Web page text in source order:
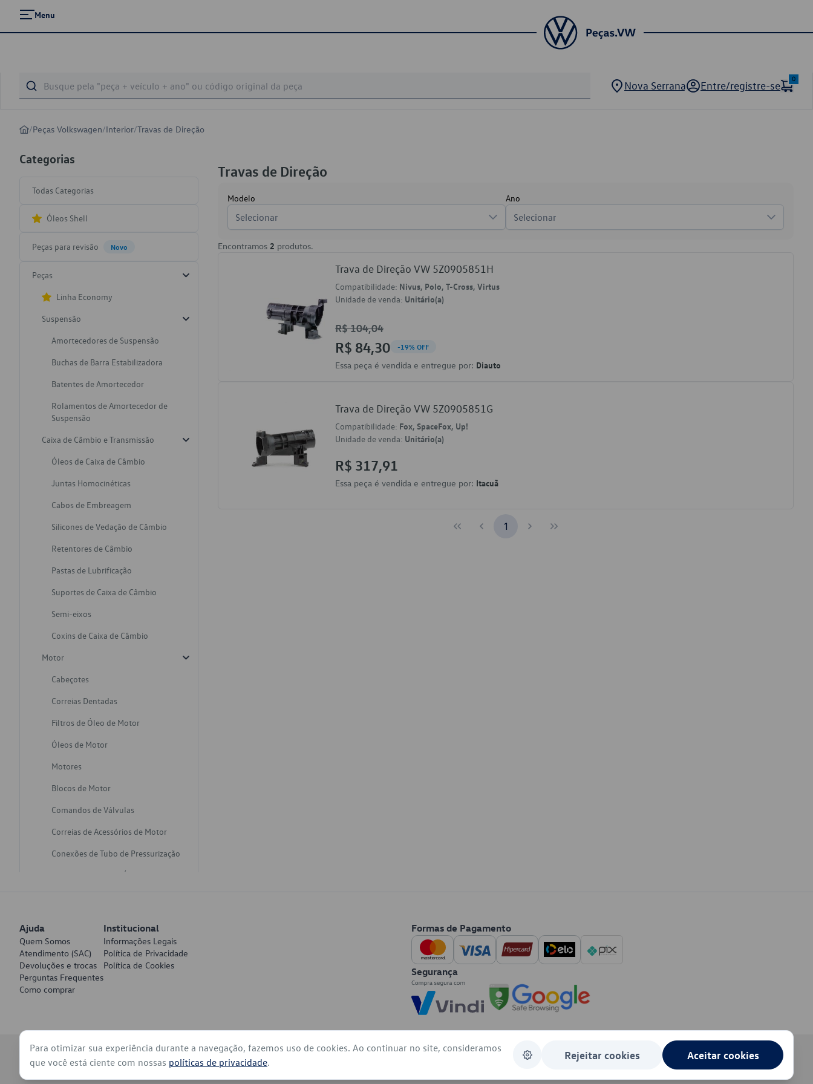
Menu
Nova Serrana Entre/registre-se
0
/Peças Volkswagen/Interior/Travas de Direção
Categorias
Todas Categorias
Óleos Shell
Peças para revisão Novo
Peças
Linha Economy
Suspensão
Amortecedores de Suspensão
Buchas de Barra Estabilizadora
Batentes de Amortecedor
Rolamentos de Amortecedor de
Suspensão
Caixa de Câmbio e Transmissão
Óleos de Caixa de Câmbio
Juntas Homocinéticas
Cabos de Embreagem
Silicones de Vedação de Câmbio
Retentores de Câmbio
Pastas de Lubrificação
Suportes de Caixa de Câmbio
Semi-eixos
Coxins de Caixa de Câmbio
Motor
Cabeçotes
Correias Dentadas
Filtros de Óleo de Motor
Óleos de Motor
Motores
Blocos de Motor
Comandos de Válvulas
Correias de Acessórios de Motor
Conexões de Tubo de Pressurização
Varetas de Nivel de Óleo
Discos de Freio
Juntas de Bomba de Vácuo
Mangueiras de Vácuo de Servo
Pratos de Disco de Freio
Travas de Pastilha de Freio
Travas de Direção
Modelo
Selecionar
Ano
Selecionar
Encontramos 2 produtos.
Trava de Direção VW 5Z0905851H
Compatibilidade: Nivus, Polo, T-Cross, Virtus
Unidade de venda: Unitário(a)
R$ 104,04
R$ 84,30 -19% OFF
Essa peça é vendida e entregue por: Diauto
Trava de Direção VW 5Z0905851G
Compatibilidade: Fox, SpaceFox, Up!
Unidade de venda: Unitário(a)
R$ 317,91
Essa peça é vendida e entregue por: Itacuã
1
Ajuda
Quem Somos
Atendimento (SAC)
Devoluções e trocas
Perguntas Frequentes
Como comprar
Institucional
Informações Legais
Política de Privacidade
Política de Cookies
Formas de Pagamento
Segurança
© 2026 - Volkswagen do Brasil - Todos os direitos reservados
Para otimizar sua experiência durante a navegação, fazemos uso de cookies. Ao continuar no site, consideramos
que você está ciente com nossas políticas de privacidade.
Rejeitar cookies Aceitar cookies